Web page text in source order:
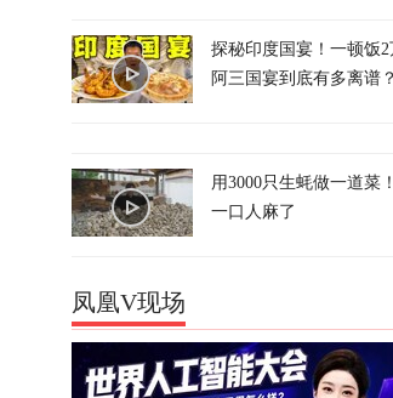
探秘印度国宴！一顿饭2
阿三国宴到底有多离谱？
用3000只生蚝做一道菜
一口人麻了
凤凰V现场